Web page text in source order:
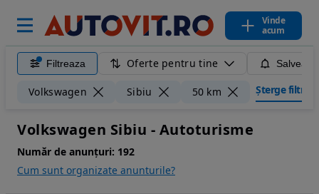
Vinde
acum
Filtreaza Oferte pentru tine
Volkswagen Sibiu 50 km Șterge filtrele
Volkswagen Sibiu - Autoturisme
Număr de anunțuri: 192
Cum sunt organizate anunturile?